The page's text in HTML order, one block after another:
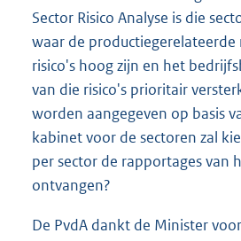
Sector Risico Analyse is die
waar de productiegerelateerde
risico's hoog zijn en het
van die risico's prioritair
worden aangegeven op basis
kabinet voor de sectoren zal
per sector de rapportages van
ontvangen?
De PvdA dankt de Minister